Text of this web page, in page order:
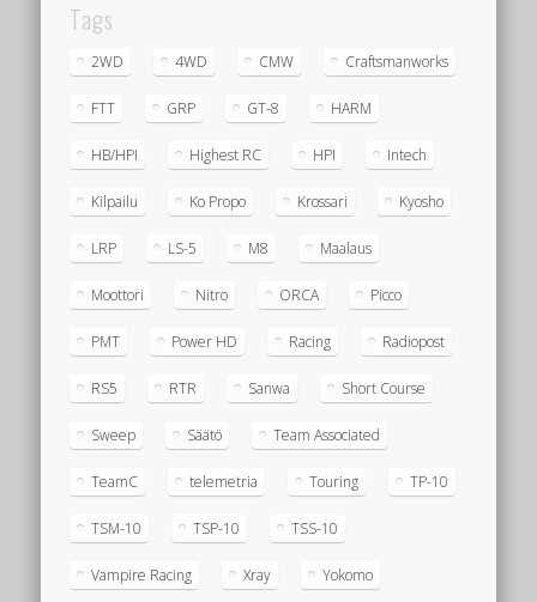
Tags
2WD 4WD CMW Craftsmanworks
FTT GRP GT-8 HARM
HB/HPI Highest RC HPI Intech
Kilpailu Ko Propo Krossari Kyosho
LRP LS-5 M8 Maalaus
Moottori Nitro ORCA Picco
PMT Power HD Racing Radiopost
RS5 RTR Sanwa Short Course
Sweep Säätö Team Associated
TeamC telemetria Touring TP-10
TSM-10 TSP-10 TSS-10
Vampire Racing Xray Yokomo